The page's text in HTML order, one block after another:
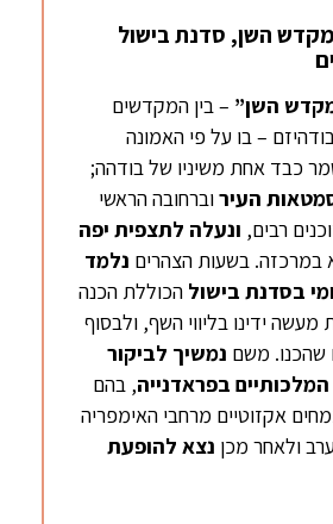
– מקדש השן, סדנת בישול
השן” – בין המקדשים
– בו על פי האמונה
כבד אחת משיניו של בודהה;
העירוברחובה הראשי
רבים, ונעלה לתצפית יפה
במרכזה. בשעות הצהרים נלמד
בסדנת בישולהכוללת הכנה
ידינו בליווי השף, ולבסוף
משם נמשיך לביקור
המלכותיים בפראדנייה, בהם
אקזוטיים מרחבי האימפריה
ולאחר מכן נצא להופעת